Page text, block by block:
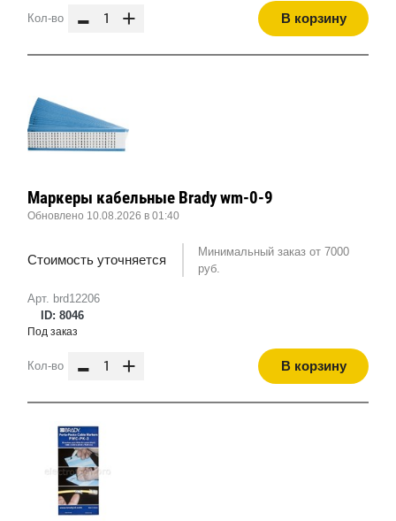
Кол-во - + В корзину
Арт. brd12206
ID: 8046
Маркеры кабельные Brady wm-0-9
Обновлено 10.08.2026 в 01:40
Стоимость уточняется
Минимальный заказ от 7000
руб.
Под заказ
Кол-во - + В корзину